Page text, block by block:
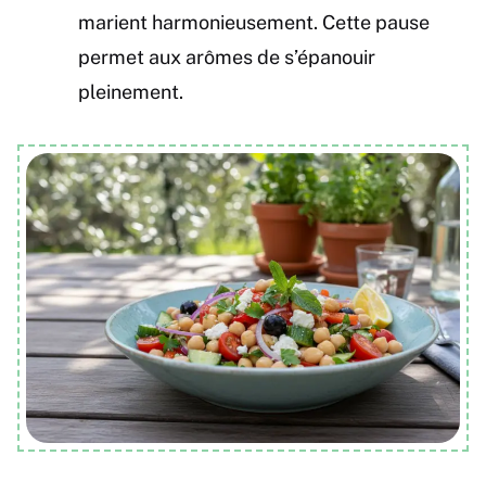
marient harmonieusement. Cette pause
permet aux arômes de s’épanouir
pleinement.